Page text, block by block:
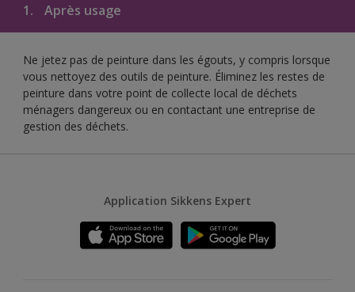
1. Après usage
Ne jetez pas de peinture dans les égouts, y compris lorsque
vous nettoyez des outils de peinture. Éliminez les restes de
peinture dans votre point de collecte local de déchets
ménagers dangereux ou en contactant une entreprise de
gestion des déchets.
Application Sikkens Expert